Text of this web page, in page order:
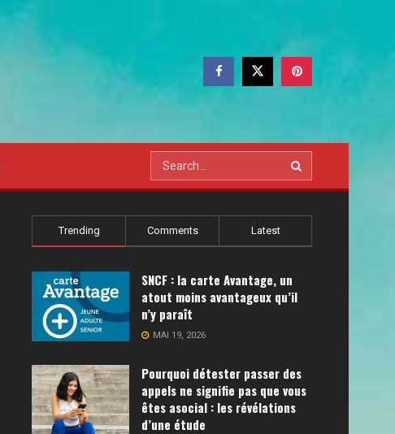
Trending Comments Latest
SNCF : la carte Avantage, un
atout moins avantageux qu’il
n’y paraît
MAI 19, 2026
Pourquoi détester passer des
appels ne signifie pas que vous
êtes asocial : les révélations
d’une étude